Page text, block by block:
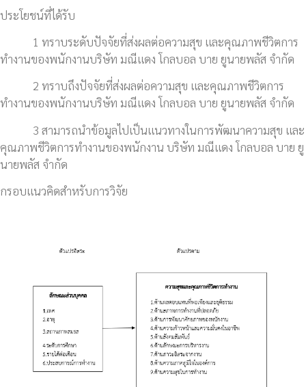
ประโยชน์ที่ได้รับ
1 ทราบระดับปัจจัยที่ส่งผลต่อความสุข และคุณภาพชีวิตการ
ทำงานของพนักงานบริษัท มณีแดง โกลบอล บาย ยูนายพลัส จำกัด
2 ทราบถึงปัจจัยที่ส่งผลต่อความสุข และคุณภาพชีวิตการ
ทำงานของพนักงานบริษัท มณีแดง โกลบอล บาย ยูนายพลัส จำกัด
3 สามารถนำข้อมูลไปเป็นแนวทางในการพัฒนาความสุข และ
คุณภาพชีวิตการทำงานของพนักงาน บริษัท มณีแดง โกลบอล บาย ยู
นายพลัส จำกัด
กรอบแนวคิดสำหรับการวิจัย